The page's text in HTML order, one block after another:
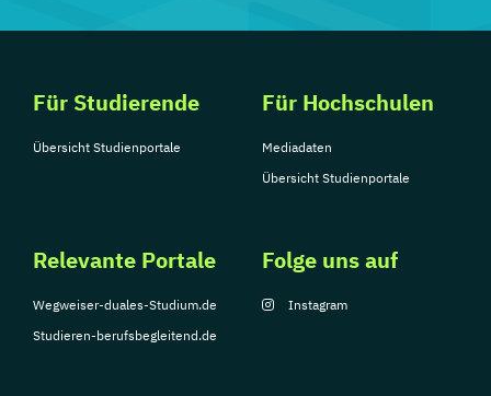
Für Studierende
Übersicht Studienportale
Für Hochschulen
Mediadaten
Übersicht Studienportale
Relevante Portale
Wegweiser-duales-Studium.de
Studieren-berufsbegleitend.de
Folge uns auf
Instagram